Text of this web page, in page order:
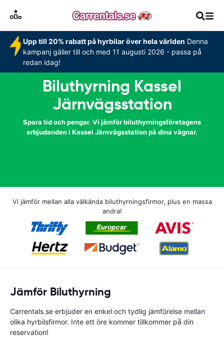
Upp till 20% rabatt på hyrbilar över hela världen Denna
kampanj gäller till och med 11 augusti 2026 - passa på
redan idag!
Biluthyrning Kassel
Järnvägsstation
Spara tid och pengar. Vi jämför biluthyrningsföretagens
erbjudanden i Kassel Järnvägsstation på dina vägnar.
Vi jämför mellan alla välkända biluthyrningsfirmor, plus en massa
andra!
Jämför Biluthyrning
Carrentals.se erbjuder en enkel och tydlig jämförelse mellan
olika hyrbilsfirmor. Inte ett öre kommer tillkommer på din
reservation!